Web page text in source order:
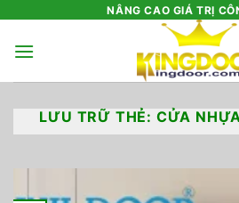
nội
NÂNG CAO GIÁ TRỊ
LƯU TRỮ THẺ: CỬA